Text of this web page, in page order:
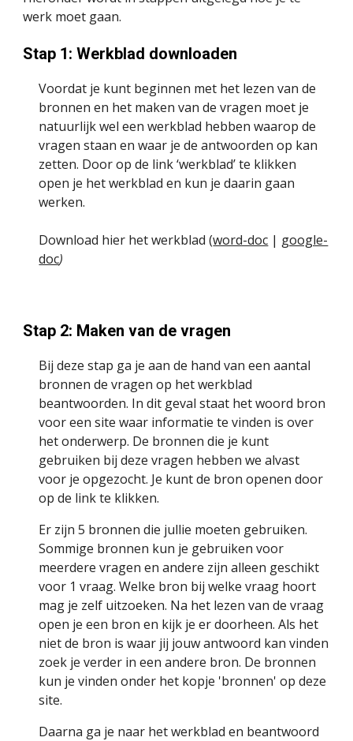
werk moet gaan.
Stap 1: Werkblad downloaden
Voordat je kunt beginnen met het lezen van de
bronnen en het maken van de vragen moet je
natuurlijk wel een werkblad hebben waarop de
vragen staan en waar je de antwoorden op kan
zetten. Door op de link ‘werkblad’ te klikken
open je het werkblad en kun je daarin gaan
werken.
Download hier het werkblad (word-doc | google-
doc)
Stap 2: Maken van de vragen
Bij deze stap ga je aan de hand van een aantal
bronnen de vragen op het werkblad
beantwoorden. In dit geval staat het woord bron
voor een site waar informatie te vinden is over
het onderwerp. De bronnen die je kunt
gebruiken bij deze vragen hebben we alvast
voor je opgezocht. Je kunt de bron openen door
op de link te klikken.
Er zijn 5 bronnen die jullie moeten gebruiken.
Sommige bronnen kun je gebruiken voor
meerdere vragen en andere zijn alleen geschikt
voor 1 vraag. Welke bron bij welke vraag hoort
mag je zelf uitzoeken. Na het lezen van de vraag
open je een bron en kijk je er doorheen. Als het
niet de bron is waar jij jouw antwoord kan vinden
zoek je verder in een andere bron. De bronnen
kun je vinden onder het kopje 'bronnen' op deze
site.
Daarna ga je naar het werkblad en beantwoord